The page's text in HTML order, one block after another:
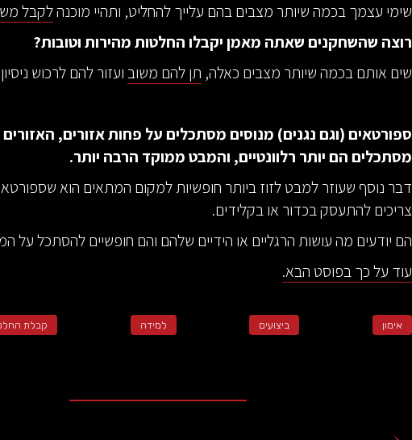
שימי עצמך בכמה שיותר מצבים בהם עלייך להחליט, ותהיי מוכנהלקבל
רוצה שהשחקנים שאתה מאמן יקבלו החלטות מהירות וטובות?
שים אותם בכמה שיותר מצבים כאלה, תן להם משוב ועזור להם לרכוש
ספורטאים (וגם נגנים) מנוסים מסתכלים על פחות אזורים,
מסתכלים הם יותר רלוונטיים, והמבט ממוקד הרבה יותר.
דבר נוסף שעוזר למבט לזוז ביותר חופשיות למקום המתאים הוא
צריכים להתעסק בכדור או בקלידים.
הם יודעים מה עושות הרגליים או הידיים שלהם והם חופשיים להסתכל על
עוד על כך בפוסט הבא.
אימון ביצועים למידה קבלת